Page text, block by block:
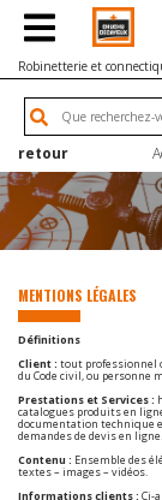
Robinetterie et
retour
MENTIONS LÉGALES
Définitions
Client : tout professionnel
du Code civil, ou personne
Prestations et Services :
catalogues produits en
documentation technique
demandes de devis en ligne.
Contenu : Ensemble des
textes – images – vidéos.
Informations clients : Ci-